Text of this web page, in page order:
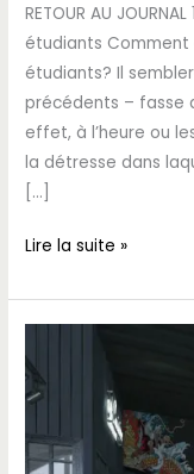
RETOUR AU
étudiants
étudiants? Il
précédents – fasse
effet, à l’heure ou
la détresse dans
[…]
Lire la suite »
dîne
au
restaurant?